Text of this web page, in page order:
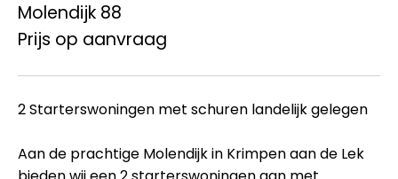
Molendijk 88
Prijs op aanvraag
2 Starterswoningen met schuren landelijk gelegen
Aan de prachtige Molendijk in Krimpen aan de Lek